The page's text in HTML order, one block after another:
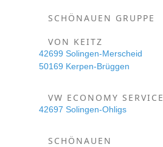
SCHÖNAUEN GRUPPE
VON KEITZ
42699 Solingen-Merscheid
50169 Kerpen-Brüggen
VW ECONOMY SERVICE
42697 Solingen-Ohligs
SCHÖNAUEN